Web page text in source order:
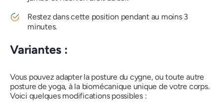
Restez dans cette position pendant au moins 3
minutes.
Variantes :
Vous pouvez adapter la posture du cygne, ou toute autre
posture de yoga, à la biomécanique unique de votre corps.
Voici quelques modifications possibles :